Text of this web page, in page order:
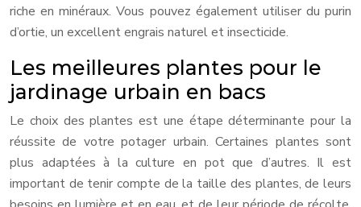
riche en minéraux. Vous pouvez également utiliser du purin
d’ortie, un excellent engrais naturel et insecticide.
Les meilleures plantes pour le
jardinage urbain en bacs
Le choix des plantes est une étape déterminante pour la
réussite de votre potager urbain. Certaines plantes sont
plus adaptées à la culture en pot que d’autres. Il est
important de tenir compte de la taille des plantes, de leurs